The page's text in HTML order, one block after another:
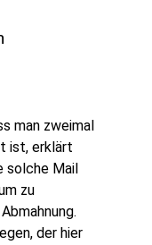
man zweimal
ist, erklärt
solche Mail
zu
der hier